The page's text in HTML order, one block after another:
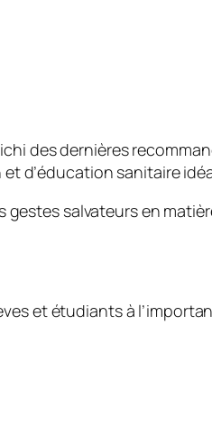
des dernières
d’éducation sanitaire
salvateurs en
et étudiants à